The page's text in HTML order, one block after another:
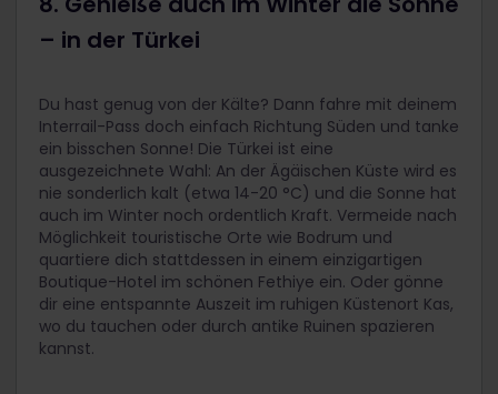
– in der Türkei
Du hast genug von der Kälte? Dann fahre mit deinem
Interrail-Pass doch einfach Richtung Süden und tanke
ein bisschen Sonne! Die Türkei ist eine
ausgezeichnete Wahl: An der Ägäischen Küste wird es
nie sonderlich kalt (etwa 14-20 °C) und die Sonne hat
auch im Winter noch ordentlich Kraft. Vermeide nach
Möglichkeit touristische Orte wie Bodrum und
quartiere dich stattdessen in einem einzigartigen
Boutique-Hotel im schönen Fethiye ein. Oder gönne
dir eine entspannte Auszeit im ruhigen Küstenort Kas,
wo du tauchen oder durch antike Ruinen spazieren
kannst.